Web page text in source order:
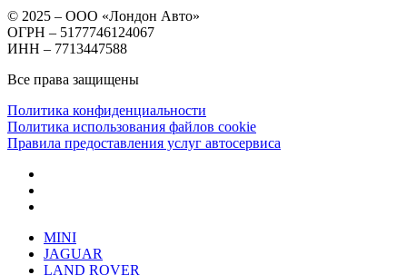
© 2025 – ООО «Лондон Авто»
ОГРН – 5177746124067
ИНН – 7713447588
Все права защищены
Политика конфиденциальности
Политика использования файлов cookie
Правила предоставления услуг автосервиса
MINI
JAGUAR
LAND ROVER